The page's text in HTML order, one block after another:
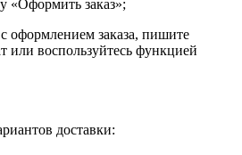
«Оформить заказ»;
оформлением заказа, пишите
или воспользуйтесь функцией
доставки: